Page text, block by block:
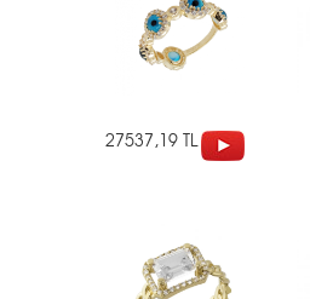
27537,19 TL